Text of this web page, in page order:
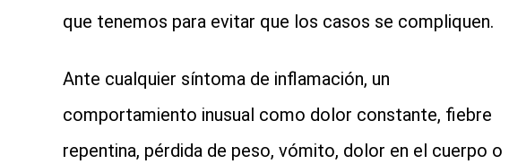
que tenemos para evitar que los casos se compliquen.
Ante cualquier síntoma de inflamación, un
comportamiento inusual como dolor constante, fiebre
repentina, pérdida de peso, vómito, dolor en el cuerpo o